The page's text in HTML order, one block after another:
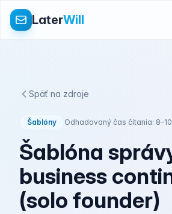
LaterWill
Späť na zdroje
Šablóny Odhadovaný čas čítania:
Šablóna
business
(solo founder)